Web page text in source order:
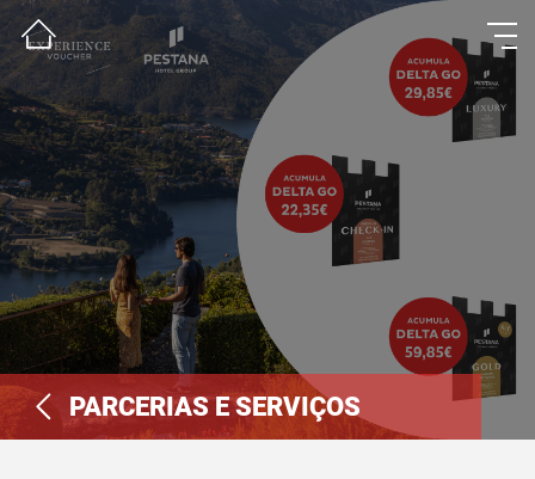
PARCERIAS E SERVIÇOS